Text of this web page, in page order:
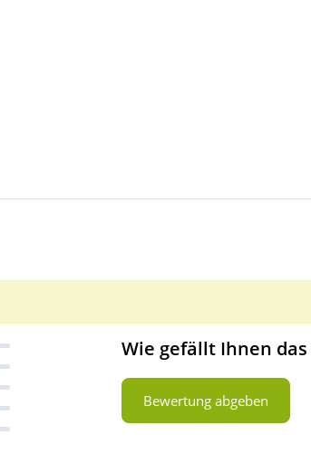
Wie gefällt Ihnen
Bewertung abgeben